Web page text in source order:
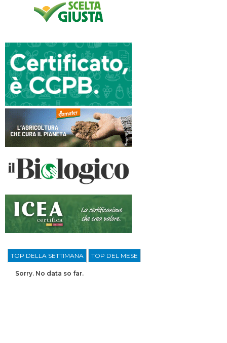
TOP DELLA SETTIMANA TOP DEL MESE
Sorry. No data so far.